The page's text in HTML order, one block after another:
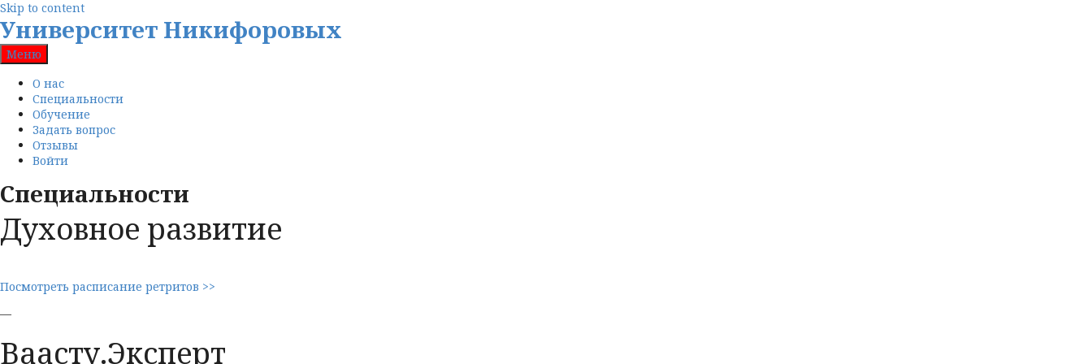
Skip to content
Университет Никифоровых
Меню
О нас
Специальности
Обучение
Задать вопрос
Отзывы
Войти
Специальности
Духовное развитие
Посмотреть расписание ретритов >>
—
Ваасту.Эксперт